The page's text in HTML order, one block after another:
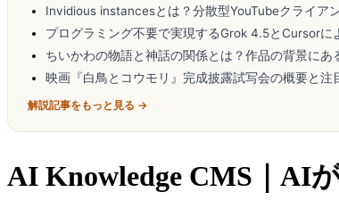
Invidious instancesとは？分散型YouTubeクライア
プログラミング不要で実現するGrok 4.5とCursor
ちいかわの物語と神話の関係とは？作品の背景にあ
映画『白鳥とコウモリ』完成披露試写会の概要と注
解説記事をもっと見る →
AI Knowledge CMS｜AI